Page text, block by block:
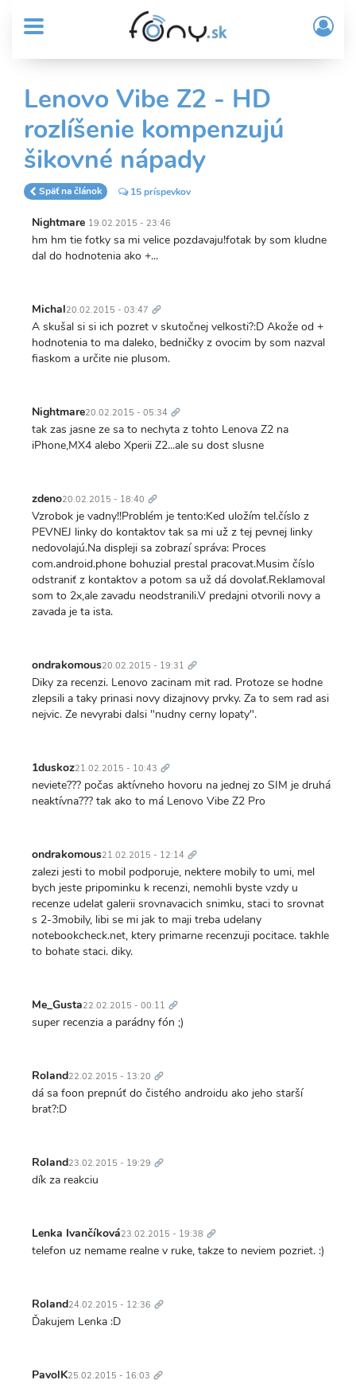
obsah
MENU
Sub
Header
menu
User
account
menu
/
Lenovo Vibe Z2 - HD
rozlíšenie kompenzujú
šikovné nápady
Späť na článok 15 príspevkov
Nightmare 19.02.2015 - 23:46
hm hm tie fotky sa mi velice pozdavaju!fotak by som kludne
dal do hodnotenia ako +...
Michal20.02.2015 - 03:47 odkaz
A skušal si si ich pozret v skutočnej velkosti?:D Akože od +
hodnotenia to ma daleko, bedničky z ovocim by som nazval
fiaskom a určite nie plusom.
Nightmare20.02.2015 - 05:34 odkaz
tak zas jasne ze sa to nechyta z tohto Lenova Z2 na
iPhone,MX4 alebo Xperii Z2...ale su dost slusne
zdeno20.02.2015 - 18:40 odkaz
Vzrobok je vadny!!Problém je tento:Ked uložím tel.číslo z
PEVNEJ linky do kontaktov tak sa mi už z tej pevnej linky
nedovolajú.Na displeji sa zobrazí správa: Proces
com.android.phone bohuzial prestal pracovat.Musim číslo
odstraniť z kontaktov a potom sa už dá dovolať.Reklamoval
som to 2x,ale zavadu neodstranili.V predajni otvorili novy a
zavada je ta ista.
ondrakomous20.02.2015 - 19:31 odkaz
Diky za recenzi. Lenovo zacinam mit rad. Protoze se hodne
zlepsili a taky prinasi novy dizajnovy prvky. Za to sem rad asi
nejvic. Ze nevyrabi dalsi "nudny cerny lopaty".
1duskoz21.02.2015 - 10:43 odkaz
neviete??? počas aktívneho hovoru na jednej zo SIM je druhá
neaktívna??? tak ako to má Lenovo Vibe Z2 Pro
ondrakomous21.02.2015 - 12:14 odkaz
zalezi jesti to mobil podporuje, nektere mobily to umi, mel
bych jeste pripominku k recenzi, nemohli byste vzdy u
recenze udelat galerii srovnavacich snimku, staci to srovnat
s 2-3mobily, libi se mi jak to maji treba udelany
notebookcheck.net, ktery primarne recenzuji pocitace. takhle
to bohate staci. diky.
Me_Gusta22.02.2015 - 00:11 odkaz
super recenzia a parádny fón ;)
Roland22.02.2015 - 13:20 odkaz
dá sa foon prepnúť do čistého androidu ako jeho starší
brat?:D
Roland23.02.2015 - 19:29 odkaz
dík za reakciu
Lenka Ivančíková23.02.2015 - 19:38 odkaz
telefon uz nemame realne v ruke, takze to neviem pozriet. :)
Roland24.02.2015 - 12:36 odkaz
Ďakujem Lenka :D
PavolK25.02.2015 - 16:03 odkaz